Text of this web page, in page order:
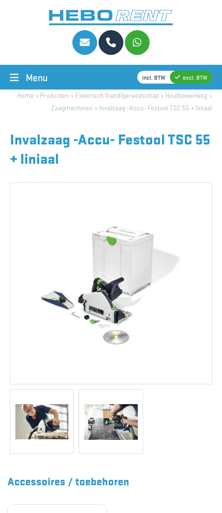
Menu incl. BTW excl. BTW
Home » Producten » Elektrisch (hand)gereedschap » Houtbewerking »
Zaagmachines » Invalzaag -Accu- Festool TSC 55 + liniaal
Invalzaag -Accu- Festool TSC 55
+ liniaal
Accessoires / toebehoren